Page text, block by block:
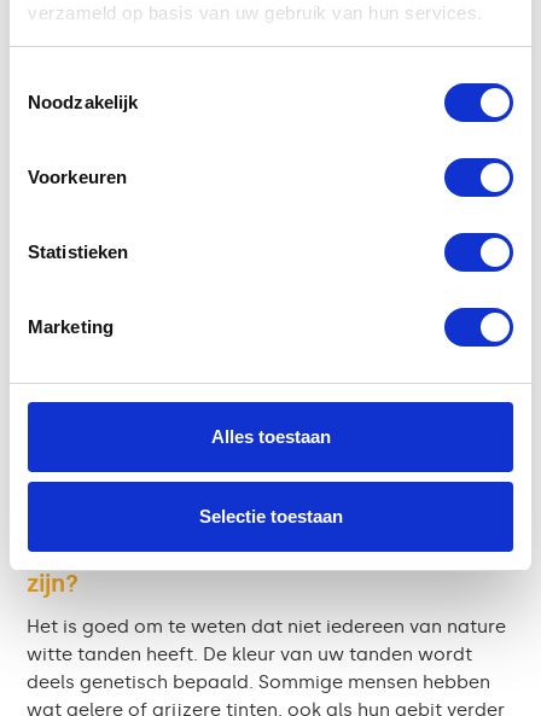
verzameld op basis van uw gebruik van hun services.
Noodzakelijk
Voorkeuren
Statistieken
Marketing
Alles toestaan
Selectie toestaan
Tips voor wittere tanden
spelen een minstens zo grote rol in hoe wit uw tanden
eruitzien. Volg deze makkelijke tips voor een wittere
Poets twee keer per dag
met een fluoride
tandenborstel.
zoals
koffie, thee, rode wijn en tabak. Of spoel met
water na gebruik.
tussen de tanden te verwijderen.
Laat regelmatig tandsteen verwijderen
vasthouden.
Wat als uw tanden van nature niet wit
zijn?
Het is goed om te weten dat niet iedereen van nature
witte tanden heeft. De kleur van uw tanden wordt
deels genetisch bepaald. Sommige mensen hebben
wat gelere of grijzere tinten, ook als hun gebit verder